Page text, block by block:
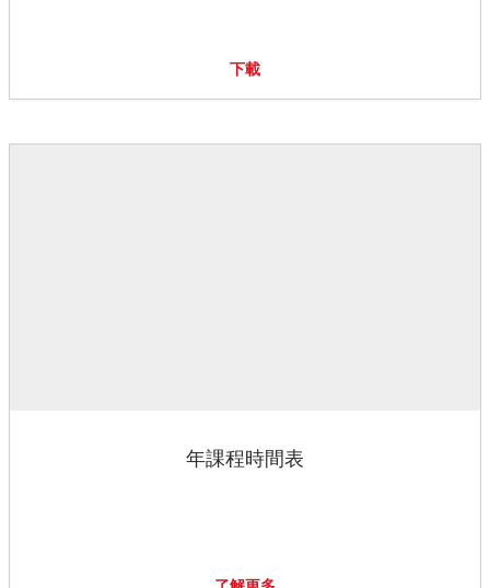
下載
年課程時間表